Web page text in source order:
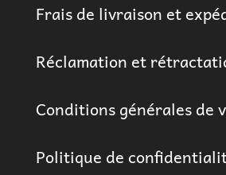
Frais de livraison et
Réclamation et
Conditions générales de
Politique de